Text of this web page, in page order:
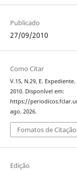
Publicado
27/09/2010
Como Citar
V.15, N.29, E. Expediente.
2010. Disponível em:
https://
ago. 2026.
Fomatos de Citação
Edição